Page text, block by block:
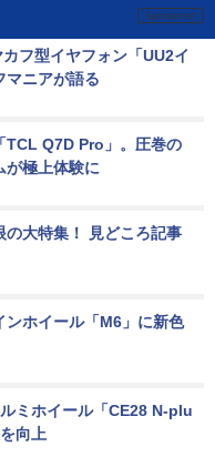
フ型イヤフォン「UU2イ
マニアが語る
TCL Q7D Pro」。圧巻の
が極上体験に
の大特集！ 見どころ記事
ンホイール「M6」に新色
ミホイール「CE28 N-plu
向上